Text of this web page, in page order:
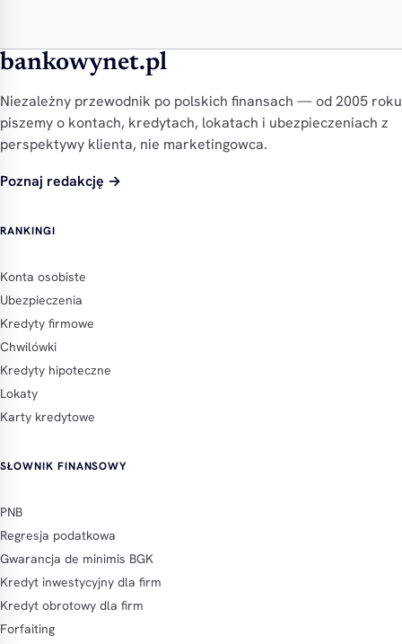
bankowynet.pl
Niezależny przewodnik po polskich finansach — od 2005 roku
piszemy o kontach, kredytach, lokatach i ubezpieczeniach z
perspektywy klienta, nie marketingowca.
Poznaj redakcję →
RANKINGI
Konta osobiste
Ubezpieczenia
Kredyty firmowe
Chwilówki
Kredyty hipoteczne
Lokaty
Karty kredytowe
SŁOWNIK FINANSOWY
PNB
Regresja podatkowa
Gwarancja de minimis BGK
Kredyt inwestycyjny dla firm
Kredyt obrotowy dla firm
Forfaiting